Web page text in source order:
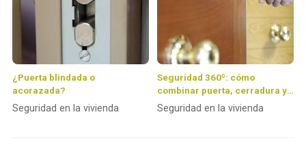
¿Puerta blindada o
acorazada?
Seguridad en la vivienda
Seguridad 360º: cómo
combinar puerta, cerradura y
alarma para crear un hogar
inexpugnable
Seguridad en la vivienda